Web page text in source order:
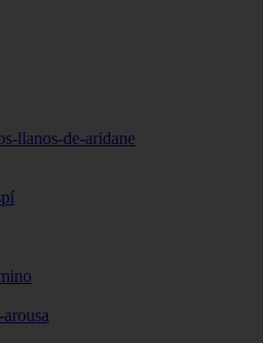
llanos-de-aridane